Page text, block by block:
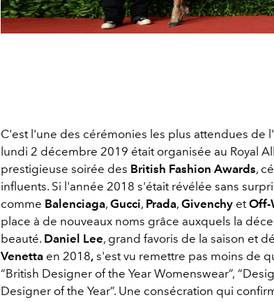
C'est l'une des cérémonies les plus attendues de
lundi 2 décembre 2019 était organisée au Royal
prestigieuse soirée des British Fashion Awards,
influents. Si l'année 2018 s'était révélée sans
comme Balenciaga, Gucci, Prada, Givenchy etOff-
place à de nouveaux noms grâce auxquels la
beauté. Daniel Lee, grand favoris de la saison et
Venetta en 2018, s'est vu remettre pas moins de
“British Designer of the Year Womenswear”,
Designer of the Year”. Une consécration qui